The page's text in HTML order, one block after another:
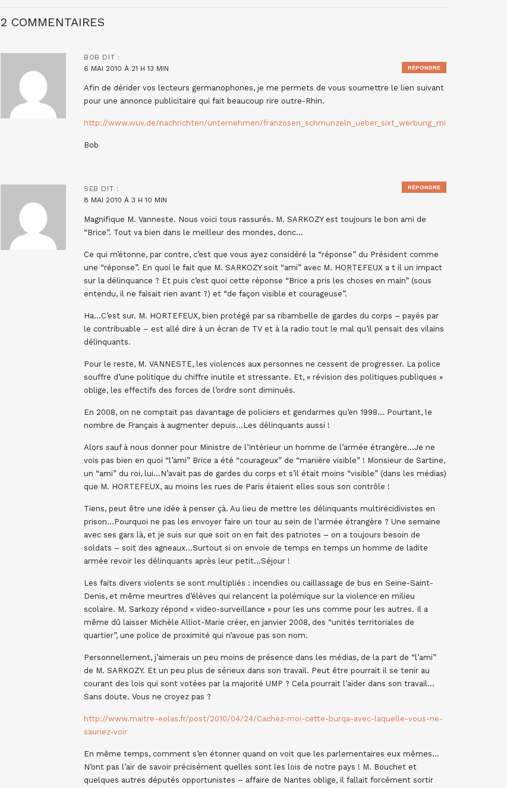
2 COMMENTAIRES
BOB DIT :
6 MAI 2010 À 21 H 13 MIN
Afin de dérider vos lecteurs germanophones, je me permets de vous soumettre le lien suivant
pour une annonce publicitaire qui fait beaucoup rire outre-Rhin.
http://www.wuv.de/nachrichten/unternehmen/franzosen_schmunzeln_ueber_sixt_werbung_mit_sarkozy
Bob
RÉPONDRE
SEB DIT :
8 MAI 2010 À 3 H 10 MIN
Magnifique M. Vanneste. Nous voici tous rassurés. M. SARKOZY est toujours le bon ami de
“Brice”. Tout va bien dans le meilleur des mondes, donc…
Ce qui m’étonne, par contre, c’est que vous ayez considéré la “réponse” du Président comme
une “réponse”. En quoi le fait que M. SARKOZY soit “ami” avec M. HORTEFEUX a t il un impact
sur la délinquance ? Et puis c’est quoi cette réponse “Brice a pris les choses en main” (sous
entendu, il ne faisait rien avant ?) et “de façon visible et courageuse”.
Ha…C’est sur. M. HORTEFEUX, bien protégé par sa ribambelle de gardes du corps – payés par
le contribuable – est allé dire à un écran de TV et à la radio tout le mal qu’il pensait des vilains
délinquants.
Pour le reste, M. VANNESTE, les violences aux personnes ne cessent de progresser. La police
souffre d’une politique du chiffre inutile et stressante. Et, « révision des politiques publiques »
oblige, les effectifs des forces de l’ordre sont diminués.
En 2008, on ne comptait pas davantage de policiers et gendarmes qu’en 1998… Pourtant, le
nombre de Français à augmenter depuis…Les délinquants aussi !
Alors sauf à nous donner pour Ministre de l’Intérieur un homme de l’armée étrangère…Je ne
vois pas bien en quoi “l’ami” Brice a été “courageux” de “manière visible” ! Monsieur de Sartine,
un “ami” du roi, lui…N’avait pas de gardes du corps et s’il était moins “visible” (dans les médias)
que M. HORTEFEUX, au moins les rues de Paris étaient elles sous son contrôle !
Tiens, peut être une idée à penser çà. Au lieu de mettre les délinquants multirécidivistes en
prison…Pourquoi ne pas les envoyer faire un tour au sein de l’armée étrangère ? Une semaine
avec ses gars là, et je suis sur que soit on en fait des patriotes – on a toujours besoin de
soldats – soit des agneaux…Surtout si on envoie de temps en temps un homme de ladite
armée revoir les délinquants après leur petit…Séjour !
Les faits divers violents se sont multipliés : incendies ou caillassage de bus en Seine-Saint-
Denis, et même meurtres d’élèves qui relancent la polémique sur la violence en milieu
scolaire. M. Sarkozy répond « video-surveillance » pour les uns comme pour les autres. Il a
même dû laisser Michèle Alliot-Marie créer, en janvier 2008, des “unités territoriales de
quartier”, une police de proximité qui n’avoue pas son nom.
Personnellement, j’aimerais un peu moins de présence dans les médias, de la part de “l’ami”
de M. SARKOZY. Et un peu plus de sérieux dans son travail. Peut être pourrait il se tenir au
courant des lois qui sont votées par la majorité UMP ? Cela pourrait l’aider dans son travail…
Sans doute. Vous ne croyez pas ?
http://www.maitre-eolas.fr/post/2010/04/24/Cachez-moi-cette-burqa-avec-laquelle-vous-ne-
sauriez-voir
En même temps, comment s’en étonner quand on voit que les parlementaires eux mêmes…
N’ont pas l’air de savoir précisément quelles sont les lois de notre pays ! M. Bouchet et
quelques autres députés opportunistes – affaire de Nantes oblige, il fallait forcément sortir
RÉPONDRE